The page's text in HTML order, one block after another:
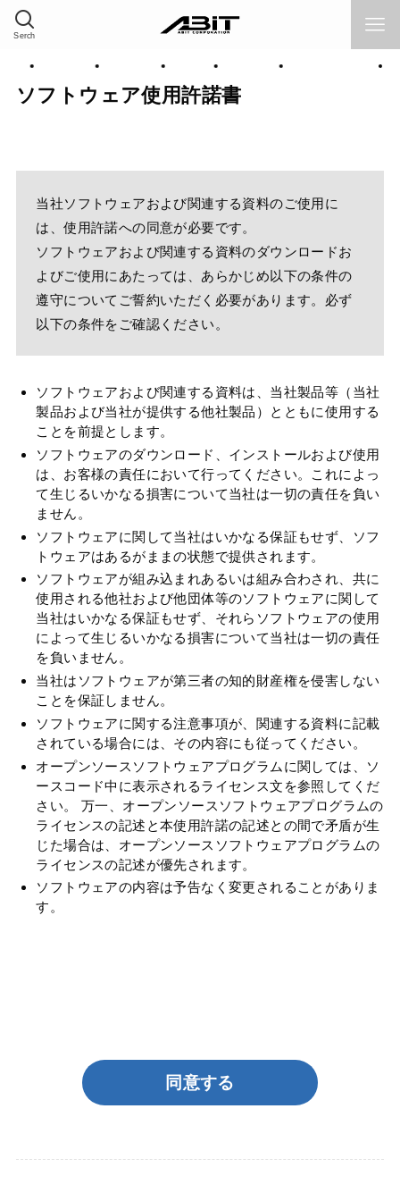
Serch
情報 採用情報 サポート Home 企業情報 ソリューション
ソフトウェア使用許諾書
当社ソフトウェアおよび関連する資料のご使用に
は、使用許諾への同意が必要です。
ソフトウェアおよび関連する資料のダウンロードお
よびご使用にあたっては、あらかじめ以下の条件の
遵守についてご誓約いただく必要があります。必ず
以下の条件をご確認ください。
ソフトウェアおよび関連する資料は、当社製品等（当社
製品および当社が提供する他社製品）とともに使用する
ことを前提とします。
ソフトウェアのダウンロード、インストールおよび使用
は、お客様の責任において行ってください。これによっ
て生じるいかなる損害について当社は一切の責任を負い
ません。
ソフトウェアに関して当社はいかなる保証もせず、ソフ
トウェアはあるがままの状態で提供されます。
ソフトウェアが組み込まれあるいは組み合わされ、共に
使用される他社および他団体等のソフトウェアに関して
当社はいかなる保証もせず、それらソフトウェアの使用
によって生じるいかなる損害について当社は一切の責任
を負いません。
当社はソフトウェアが第三者の知的財産権を侵害しない
ことを保証しません。
ソフトウェアに関する注意事項が、関連する資料に記載
されている場合には、その内容にも従ってください。
オープンソースソフトウェアプログラムに関しては、ソ
ースコード中に表示されるライセンス文を参照してくだ
さい。 万一、オープンソースソフトウェアプログラムの
ライセンスの記述と本使用許諾の記述との間で矛盾が生
じた場合は、オープンソースソフトウェアプログラムの
ライセンスの記述が優先されます。
ソフトウェアの内容は予告なく変更されることがありま
す。
同意する